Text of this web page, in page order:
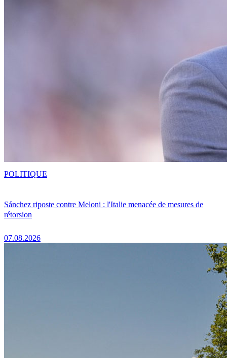
Sánchez riposte contre Meloni : l'Italie menacée de mesures de
rétorsion
07.08.2026
POLITIQUE